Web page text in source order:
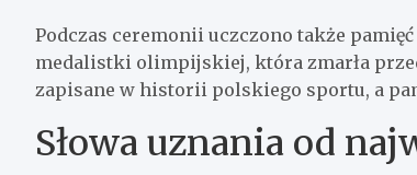
Podczas ceremonii uczczono także
medalistki olimpijskiej, która zmarła
zapisane w historii polskiego sportu, a
Słowa uznania od